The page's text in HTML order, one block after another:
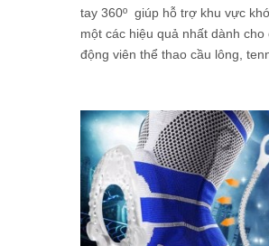
tay 360º giúp hỗ trợ khu vực
một các hiệu quả nhất dành cho
động viên thể thao cầu lông,